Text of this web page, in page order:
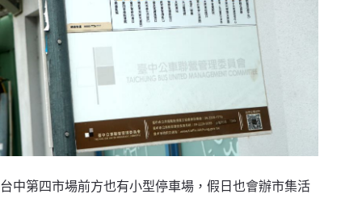
台中第四市場前方也有小型停車場，假日也會辦市集活